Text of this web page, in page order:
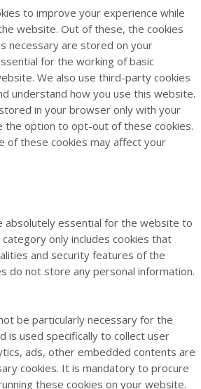
to improve your experience while
website. Out of these, the cookies
necessary are stored on your
for the working of basic
We also use third-party cookies
understand how you use this website.
in your browser only with your
the option to opt-out of these cookies.
of these cookies may affect your
absolutely essential for the website to
only includes cookies that
and security features of the
do not store any personal information.
be particularly necessary for the
is used specifically to collect user
ads, other embedded contents are
cookies. It is mandatory to procure
these cookies on your website.